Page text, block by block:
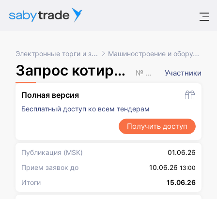
Электронные торги и закупки Машиностроение и оборудование
Запрос котировок в электронной форме № XXXXXXX Участники
Полная версия
Бесплатный доступ ко всем тендерам
Получить доступ
Публикация (MSK)
01.06.26
Прием заявок до
10.06.26 13:00
Итоги 15.06.26